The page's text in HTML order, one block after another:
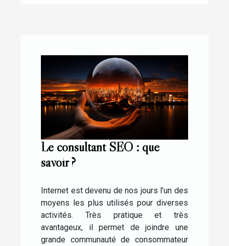
Le consultant SEO : que
savoir ?
Internet est devenu de nos jours l’un des
moyens les plus utilisés pour diverses
activités. Très pratique et très
avantageux, il permet de joindre une
grande communauté de consommateur